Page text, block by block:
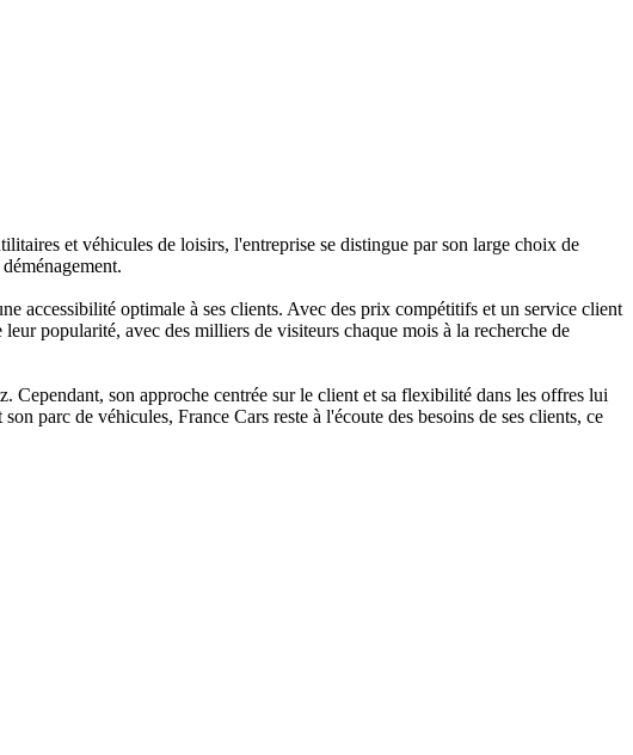
et véhicules de loisirs, l'entreprise se distingue par son large choix de
accessibilité optimale à ses clients. Avec des prix compétitifs et un service client
popularité, avec des milliers de visiteurs chaque mois à la recherche de
Cependant, son approche centrée sur le client et sa flexibilité dans les offres lui
parc de véhicules, France Cars reste à l'écoute des besoins de ses clients, ce